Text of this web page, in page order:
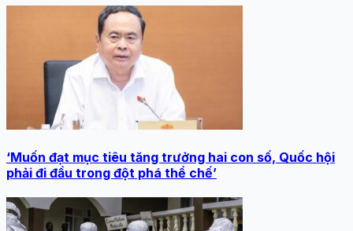
‘Muốn đạt mục tiêu tăng trưởng hai con số, Quốc hội
phải đi đầu trong đột phá thể chế’